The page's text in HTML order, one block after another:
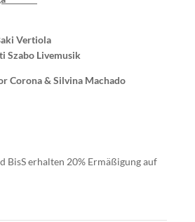
Vertiola
Szabo Livemusik
Corona & Silvina Machado
BisS erhalten 20% Ermäßigung auf